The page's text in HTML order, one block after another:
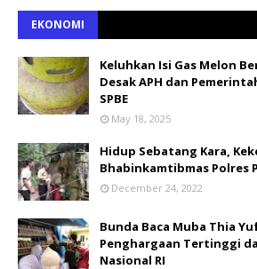
EKONOMI
Keluhkan Isi Gas Melon
Desak APH dan
SPBE
May 18, 2025
Hidup Sebatang Kara,
Bhabinkamtibmas Polres
December 24, 2022
Bunda Baca Muba Thia
Penghargaan Tertinggi
Nasional RI